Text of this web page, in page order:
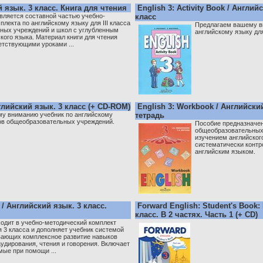
3 класс. Книга для чтения
составной частью учебно-
по английскому языку для III класса
учреждений и школ с углубленным
языка. Материал книги для чтения
уроками ...
English 3: Activity Book /
класс
Предлагаем вашему
английскому языку
язык. 3 класс (+ CD-ROM)
вниманию учебник по английскому
общеобразовательных учреждений.
English 3: Workbook /
тетрадь
Пособие
изучением
систематически
английским языком.
язык. 3 класс.
в учебно-методический комплект
3 класса и дополняет учебник системой
комплексное развитие навыков
чтения и говорения. Включает
при помощи ...
Forward English: Student's
класс. В 2 частях. Часть 1 (+ CD)